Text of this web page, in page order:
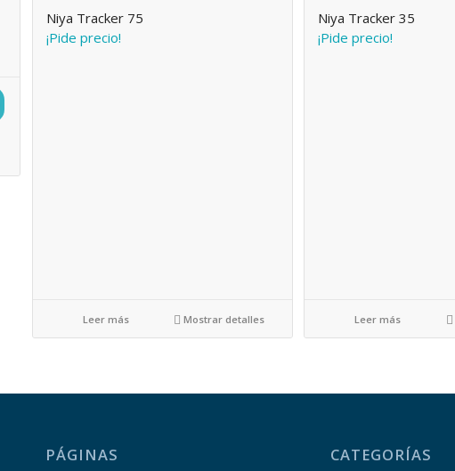
Niya Tracker 75
¡Pide precio!
Leer más Mostrar detalles
Niya Tracker 35
¡Pide precio!
Leer más
PÁGINAS CATEGORÍAS